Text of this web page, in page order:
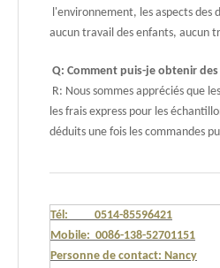
l'environnement, les aspects des
aucun travail des enfants, aucun
Q: Comment puis-je obtenir
R: Nous sommes appréciés que
les frais express pour les
déduits une fois les commandes
Tél: 0514-85596421
Mobile: 0086-138-52701151
Personne de contact: Nancy